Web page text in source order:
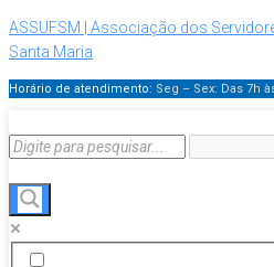
ASSUFSM | Associação dos
Santa Maria
Horário de atendimento: Seg – Sex: Das 7h